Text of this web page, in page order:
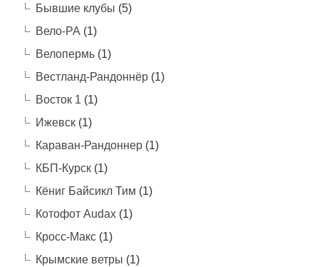
Бывшие клубы (5)
Вело-РА(1)
Велопермь(1)
Вестланд-Рандоннёр(1)
Восток 1(1)
Ижевск(1)
Караван-Рандоннер(1)
КБП-Курск(1)
Кёниг Байсикл Тим (1)
Котофот Audax(1)
Кросс-Макс(1)
Крымские ветры (1)